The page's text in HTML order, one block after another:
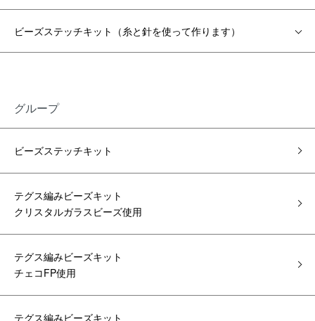
ビーズステッチキット（糸と針を使って作ります）
グループ
ビーズステッチキット
テグス編みビーズキット
クリスタルガラスビーズ使用
テグス編みビーズキット
チェコFP使用
テグス編みビーズキット